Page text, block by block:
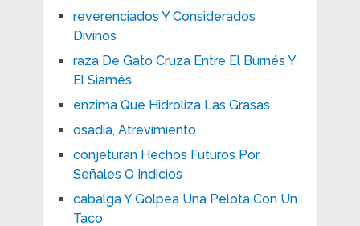
reverenciados Y Considerados
Divinos
raza De Gato Cruza Entre El Burnés Y
El Siamés
enzima Que Hidroliza Las Grasas
osadía, Atrevimiento
conjeturan Hechos Futuros Por
Señales O Indicios
cabalga Y Golpea Una Pelota Con Un
Taco